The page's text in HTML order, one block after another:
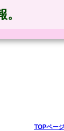
TOPページ